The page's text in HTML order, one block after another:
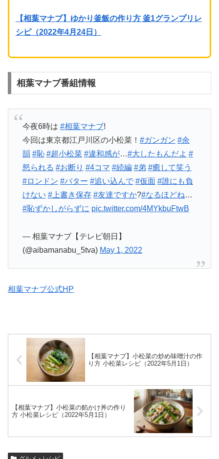
【相葉マナブ】ゆかり釜飯の作り方 釜1グランプリレ
シピ（2022年4月24日）
相葉マナブ番組情報
今夜6時は #相葉マナブ!
今回は東京都江戸川区の小松菜！ #ガンガン #余
韻 #恥 #超小松菜 #違和感が…#大したもんだよ #
怒られる #お断り #4コマ #続編 #弟 #癒して笑う
#ロンドン #バター #追い込んで #仮面 #誰にも負
けない #上書き保存 #友達ですか?#なるほどね…
#恥ずかしがらずに pic.twitter.com/4MYkbuFtwB
— 相葉マナブ【テレビ朝日】
(@aibamanabu_5tva) May 1, 2022
相葉マナブ公式HP
【相葉マナブ】小松菜の炒め味噌汁の作
り方 小松菜レシピ（2022年5月1日）
【相葉マナブ】小松菜の餡かけ丼の作り
方 小松菜レシピ（2022年5月1日）